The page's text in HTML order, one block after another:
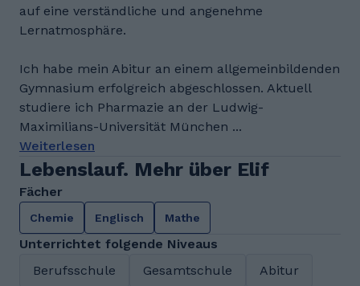
auf eine verständliche und angenehme
Lernatmosphäre.
Ich habe mein Abitur an einem allgemeinbildenden
Gymnasium erfolgreich abgeschlossen. Aktuell
studiere ich Pharmazie an der Ludwig-
Maximilians-Universität München ...
Weiterlesen
Lebenslauf. Mehr über Elif
Fächer
Chemie Englisch Mathe
Unterrichtet folgende Niveaus
Berufsschule
Gesamtschule Abitur